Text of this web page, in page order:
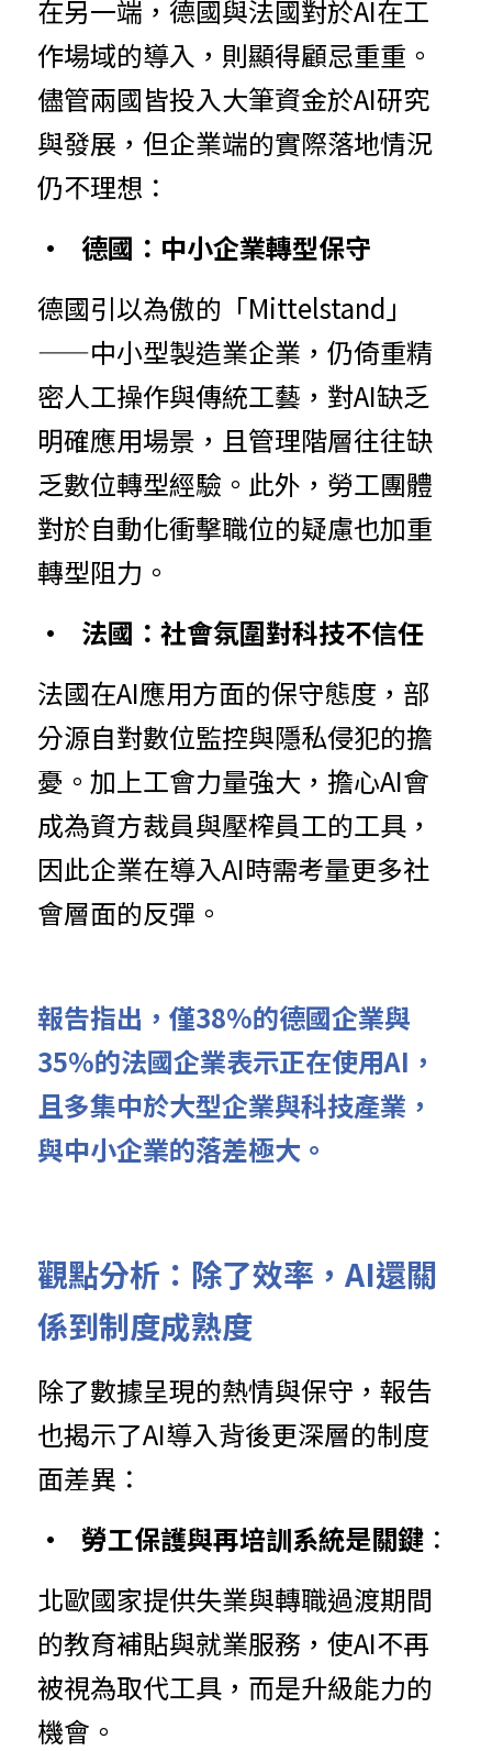
在另一端，德國與法國對於AI在工
作場域的導入，則顯得顧忌重重。
儘管兩國皆投入大筆資金於AI研究
與發展，但企業端的實際落地情況
仍不理想：
•
德國 ：中小企業轉型保守
德國引以為傲的「Mittelstand」
——中小型製造業企業，仍倚重精
密人工操作與傳統工藝，對AI缺乏
明確應用場景，且管理階層往往缺
乏數位轉型經驗。此外，勞工團體
對於自動化衝擊職位的疑慮也加重
轉型阻力。
法國 ： 社會氛圍對科技不信任
法國在AI應用方面的保守態度，部
分源自對數位監控與隱私侵犯的擔
憂。加上工會力量強大，擔心AI會
成為資方裁員與壓榨員工的工具，
因此企業在導入AI時需考量更多社
會層面的反彈。
報告指出 ，僅38%的德國企業與
35%的法國企業表示正在使用AI，
且多集中於大型企業與科技產業，
與中小企業的落差極大。
觀點分析：除了效率，AI還關
係到制度成熟度
除了數據呈現的熱情與保守，報告
也揭示了AI導入背後更深層的制度
面差異：
•	勞工保護與再培訓系統是關鍵 ：
北歐國家提供失業與轉職過渡期間
的教育補貼與就業服務，使AI不再
被視為取代工具，而是升級能力的
機會。